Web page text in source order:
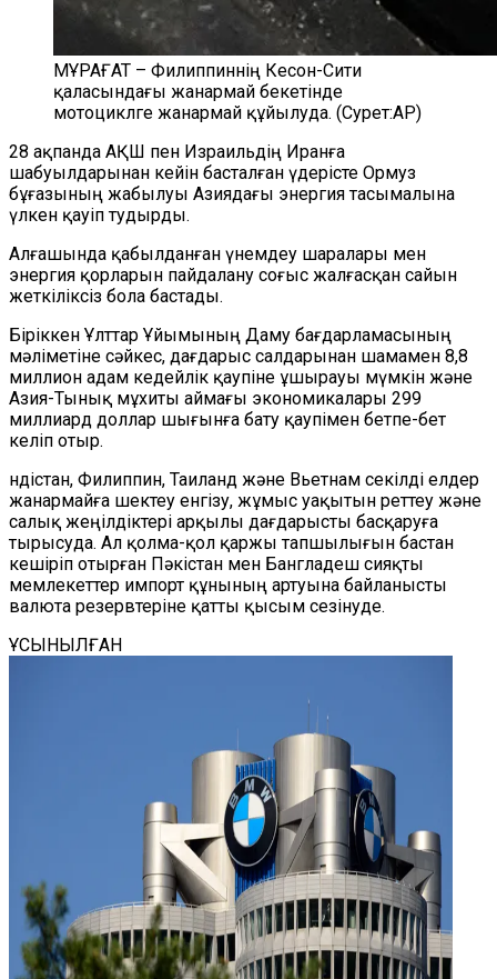
МҰРАҒАТ – Филиппиннің Кесон-Сити
қаласындағы жанармай бекетінде
мотоциклге жанармай құйылуда. (Сурет:AP)
28 ақпанда АҚШ пен Израильдің Иранға
шабуылдарынан кейін басталған үдерісте Ормуз
бұғазының жабылуы Азиядағы энергия тасымалына
үлкен қауіп тудырды.
Алғашында қабылданған үнемдеу шаралары мен
энергия қорларын пайдалану соғыс жалғасқан сайын
жеткіліксіз бола бастады.
Біріккен Ұлттар Ұйымының Даму бағдарламасының
мәліметіне сәйкес, дағдарыс салдарынан шамамен 8,8
миллион адам кедейлік қаупіне ұшырауы мүмкін және
Азия-Тынық мұхиты аймағы экономикалары 299
миллиард доллар шығынға бату қаупімен бетпе-бет
келіп отыр.
Үндістан, Филиппин, Таиланд және Вьетнам секілді елдер
жанармайға шектеу енгізу, жұмыс уақытын реттеу және
салық жеңілдіктері арқылы дағдарысты басқаруға
тырысуда. Ал қолма-қол қаржы тапшылығын бастан
кешіріп отырған Пәкістан мен Бангладеш сияқты
мемлекеттер импорт құнының артуына байланысты
валюта резервтеріне қатты қысым сезінуде.
ҰСЫНЫЛҒАН